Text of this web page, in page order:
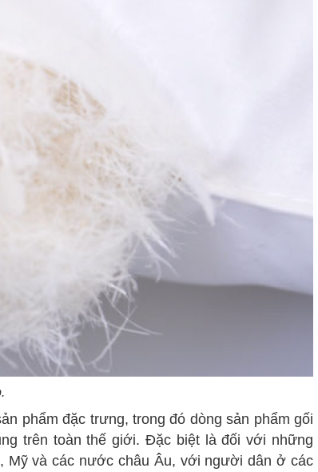
phẩm đặc trưng, trong đó dòng sản phẩm gối
trên toàn thế giới. Đặc biệt là đối với những
Mỹ và các nước châu Âu, với người dân ở các